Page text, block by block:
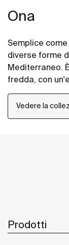
Ona
Semplice
diverse forme
Mediterraneo.
fredda, con
intrinseco
godono della
Vedere la
Prodotti